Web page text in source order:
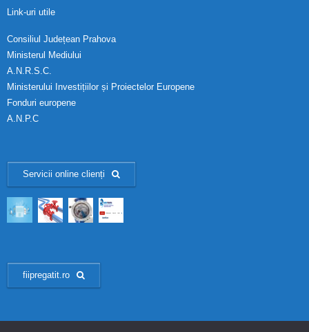
Link-uri utile
Consiliul Județean Prahova
Ministerul Mediului
A.N.R.S.C.
Ministerului Investițiilor și Proiectelor Europene
Fonduri europene
A.N.P.C
Servicii online clienți
fiipregatit.ro